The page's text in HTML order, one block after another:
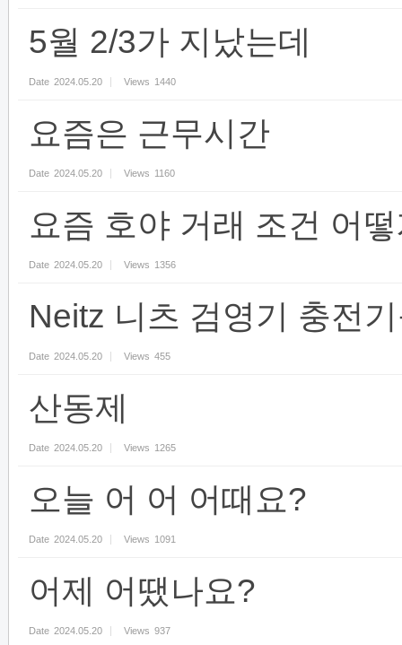
5월 2/3가 지났는데
Date 2024.05.20 Views 1440
요즘은 근무시간
Date 2024.05.20 Views 1160
요즘 호야 거래 조건 어
Date 2024.05.20 Views 1356
Neitz 니츠 검영기 충전
Date 2024.05.20 Views 455
산동제
Date 2024.05.20 Views 1265
오늘 어 어 어때요?
Date 2024.05.20 Views 1091
어제 어땠나요?
Date 2024.05.20 Views 937